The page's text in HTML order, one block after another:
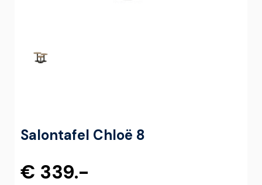
Salontafel Chloë 8
€ 339.-